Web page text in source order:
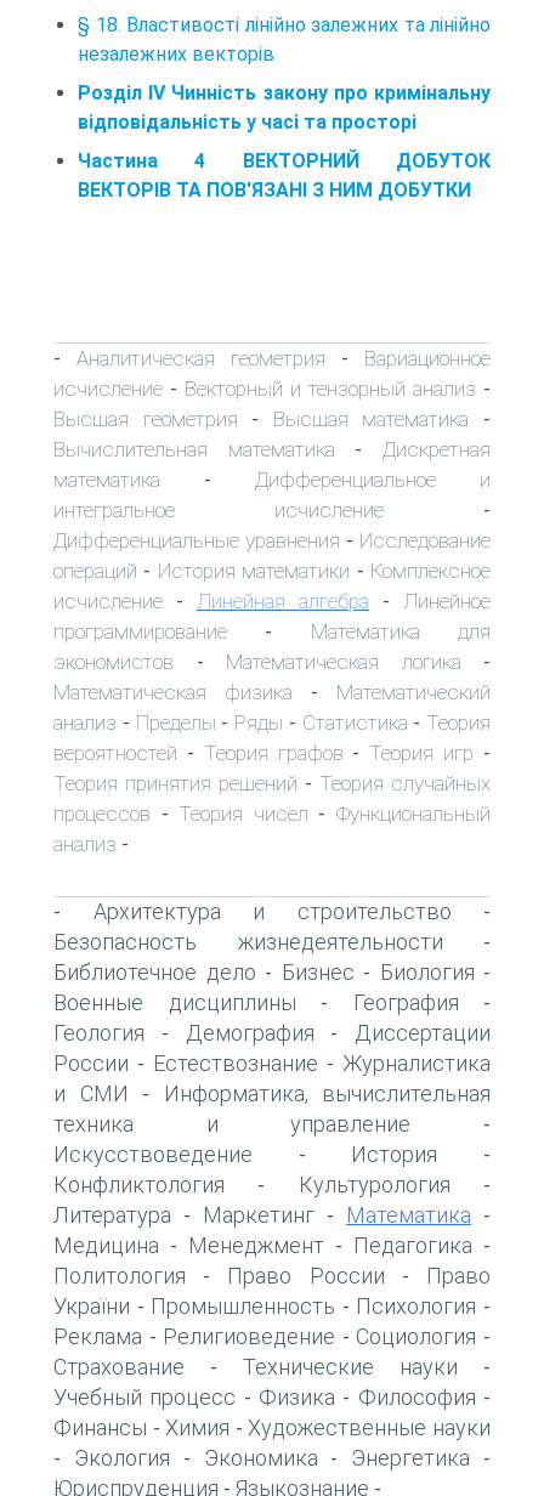
§ 18. Властивості лінійно залежних та лінійно
незалежних векторів
Розділ IV Чинність закону про кримінальну
відповідальність у часі та просторі
Частина 4 ВЕКТОРНИЙ ДОБУТОК
ВЕКТОРІВ ТА ПОВ'ЯЗАНІ З НИМ ДОБУТКИ
- Аналитическая геометрия - Вариационное
исчисление - Векторный и тензорный анализ -
Высшая геометрия - Высшая математика -
Вычислительная математика -Дискретная
математика - Дифференциальное и
интегральное исчисление -
Дифференциальные уравнения - Исследование
операций - История математики - Комплексное
исчисление - Линейная алгебра - Линейное
программирование - Математика для
экономистов - Математическая логика -
Математическая физика - Математический
анализ - Пределы - Ряды - Статистика - Теория
вероятностей - Теория графов - Теория игр -
Теория принятия решений - Теория случайных
процессов - Теория чисел -Функциональный
анализ -
- Архитектура и строительство -
Безопасность жизнедеятельности -
Библиотечное дело - Бизнес - Биология -
Военные дисциплины - География -
Геология - Демография - Диссертации
России - Естествознание - Журналистика
и СМИ -
Информатика, вычислительная
техника и управление -
Искусствоведение - История -
Конфликтология - Культурология -
Литература - Маркетинг - Математика -
Медицина - Менеджмент - Педагогика -
Политология - Право России -
Право
України - Промышленность - Психология -
Реклама - Религиоведение - Социология -
Страхование - Технические науки -
Учебный процесс - Физика - Философия -
Финансы -Химия -Художественные науки
- Экология - Экономика - Энергетика -
Юриспруденция - Языкознание -